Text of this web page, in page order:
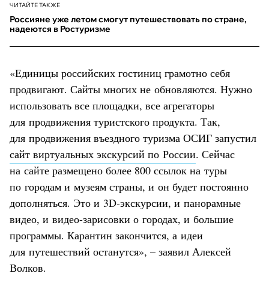
ЧИТАЙТЕ ТАКЖЕ
Россияне уже летом смогут путешествовать по стране,
надеются в Ростуризме
«Единицы российских гостиниц грамотно себя
продвигают. Сайты многих не обновляются. Нужно
использовать все площадки, все агрегаторы
для продвижения туристского продукта. Так,
для продвижения въездного туризма ОСИГ запустил
сайт виртуальных экскурсий по России. Сейчас
на сайте размещено более 800 ссылок на туры
по городам и музеям страны, и он будет постоянно
дополняться. Это и 3D-экскурсии, и панорамные
видео, и видео-зарисовки о городах, и большие
программы. Карантин закончится, а идеи
для путешествий останутся», – заявил Алексей
Волков.